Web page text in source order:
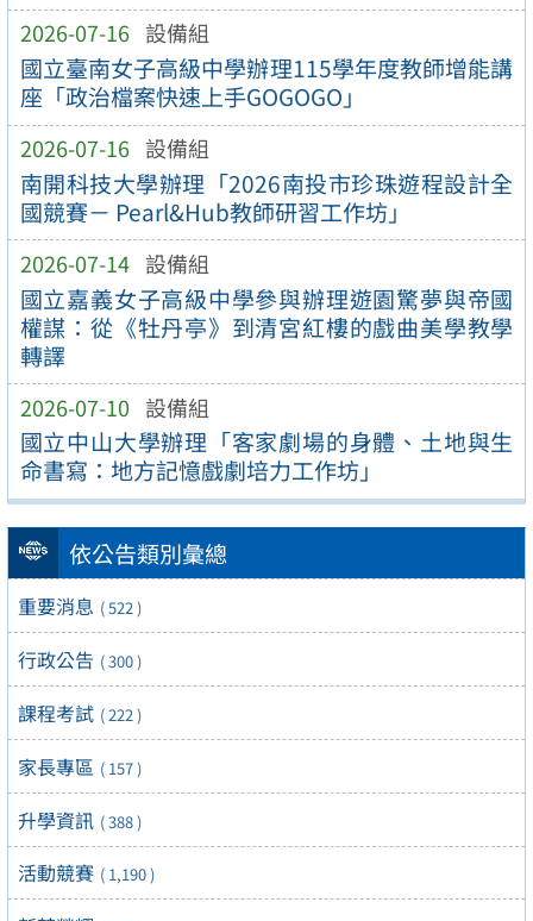
2026-07-16 設備組
國立臺南女子高級中學辦理115學年度教師增能講
座「政治檔案快速上手GOGOGO」
2026-07-16 設備組
南開科技大學辦理「2026南投市珍珠遊程設計全
國競賽－ Pearl&Hub教師研習工作坊」
2026-07-14 設備組
國立嘉義女子高級中學參與辦理遊園驚夢與帝國
權謀：從《牡丹亭》到清宮紅樓的戲曲美學教學
轉譯
2026-07-10 設備組
國立中山大學辦理「客家劇場的身體、土地與生
命書寫：地方記憶戲劇培力工作坊」
依公告類別彙總
重要消息 ( 522 )
行政公告 ( 300 )
課程考試 ( 222 )
家長專區 ( 157 )
升學資訊 ( 388 )
活動競賽 ( 1,190 )